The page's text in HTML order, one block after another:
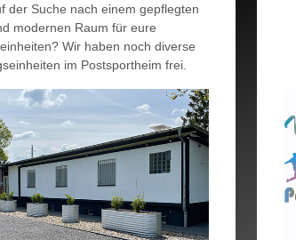
der Suche nach einem gepflegten
modernen Raum für eure
Wir haben noch diverse
im Postsportheim frei.